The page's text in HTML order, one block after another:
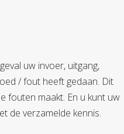
uw invoer, uitgang,
/ fout heeft gedaan. Dit
fouten maakt. En u kunt uw
de verzamelde kennis.